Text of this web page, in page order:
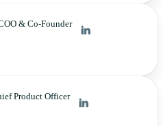
& Co-Founder
Product Officer